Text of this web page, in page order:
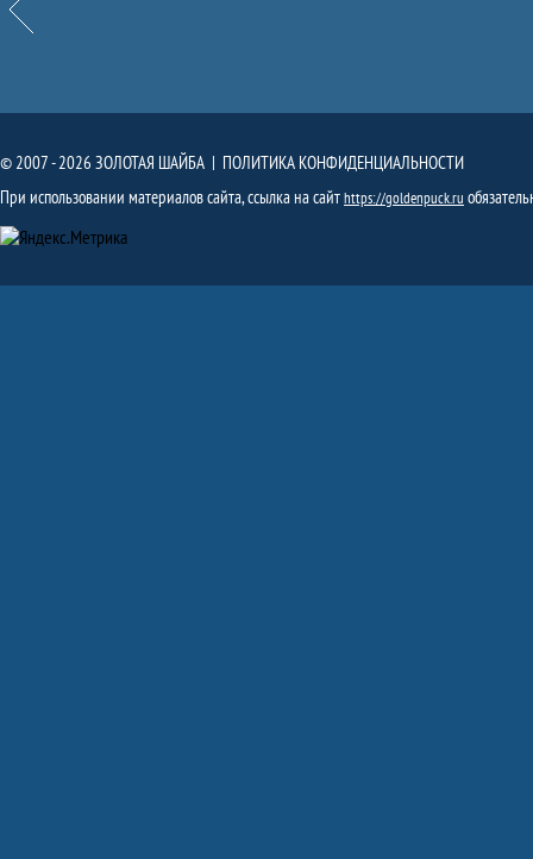
© 2007 - 2026 ЗОЛОТАЯ ШАЙБА | ПОЛИТИКА КОНФИДЕНЦИАЛЬНОСТИ
При использовании материалов сайта, ссылка на сайтhttps://goldenpuck.ru